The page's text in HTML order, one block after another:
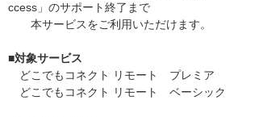
ccess」のサポート終了まで
本サービスをご利用いただけます。
■対象サービス
どこでもコネクト リモート プレミア
どこでもコネクト リモート ベーシック